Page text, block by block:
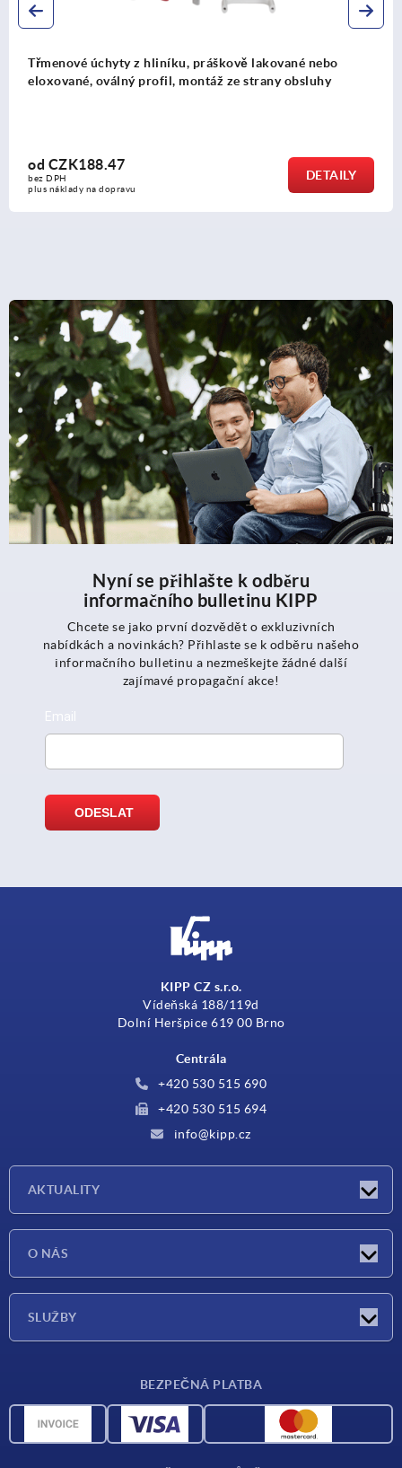
Třmenové úchyty z hliníku, s plastovým ramenem
montáž ze strany obsluhy
odCZK206.49
plus náklady na dopravu
DETAILY
Nyní se přihlašte k odběru
informačního bulletinu KIPP
Chcete se jako první dozvědět o exkluzivních
nabídkách a novinkách? Přihlaste se k odběru našeho
informačního bulletinu a nezmeškejte žádné další
zajímavé propagační akce!
KIPP CZ s.r.o.
Vídeňská 188/119d
Dolní Heršpice 619 00 Brno
Centrála
+420 530 515 690
+420 530 515 694
info@kipp.cz
AKTUALITY
O NÁS
SLUŽBY
CAD data
BEZPEČNÁ PLATBA